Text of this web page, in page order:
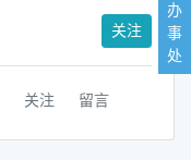
关注
关注 留言
办
事
处